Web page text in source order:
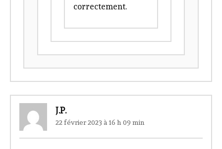
correctement.
J.P.
22 février 2023 à 16 h 09 min